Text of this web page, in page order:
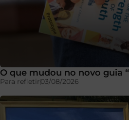
O que mudou no novo guia
Para refletir03/08/2026